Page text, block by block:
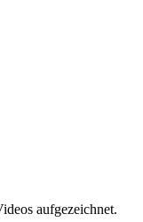
aufgezeichnet.